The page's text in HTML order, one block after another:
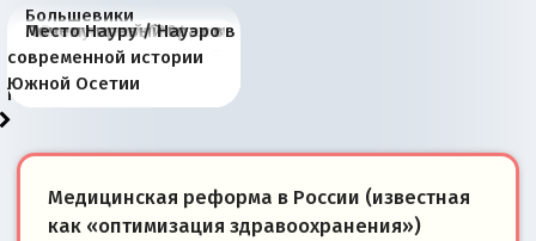
Большевики
отличаются от «Яблока»
тем, что они -
победители
Киевская марионетка
Запада рассказала о
«переобувании» хозяев
В России назрели
перемены: 15 шагов к
суверенной экономике
Миграционный пожар
Европы
Россия начинает
сбрасывать балласт
Анкориджа
Россия зимой 1904
года: первые уступки во
внутренней политике
Русская нация вчера и
сегодня
Почему правый крах в
Варшаве не поможет её
отношениям с Россией?
Место Науру / Науэро в
современной истории
Южной Осетии
Медицинская реформа в России (известная
как «оптимизация здравоохранения»)